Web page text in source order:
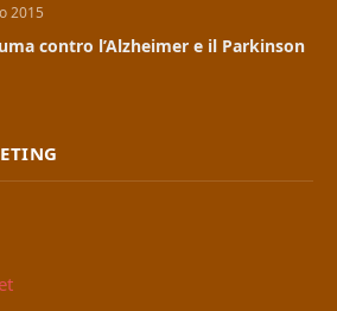
2015
contro l’Alzheimer e il Parkinson